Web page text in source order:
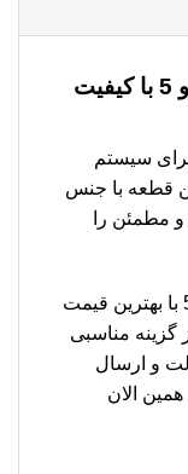
قیمت و خرید سگدست جلو آریزو 5 با کیفیت
برای سیستم
آریزو 5 است. این قطعه با جنس
مطمئن را
اگر به دنبال خرید سگدست جلو آریزو 5 با بهترین قیمت
گزینه مناسبی
و ارسال
الان